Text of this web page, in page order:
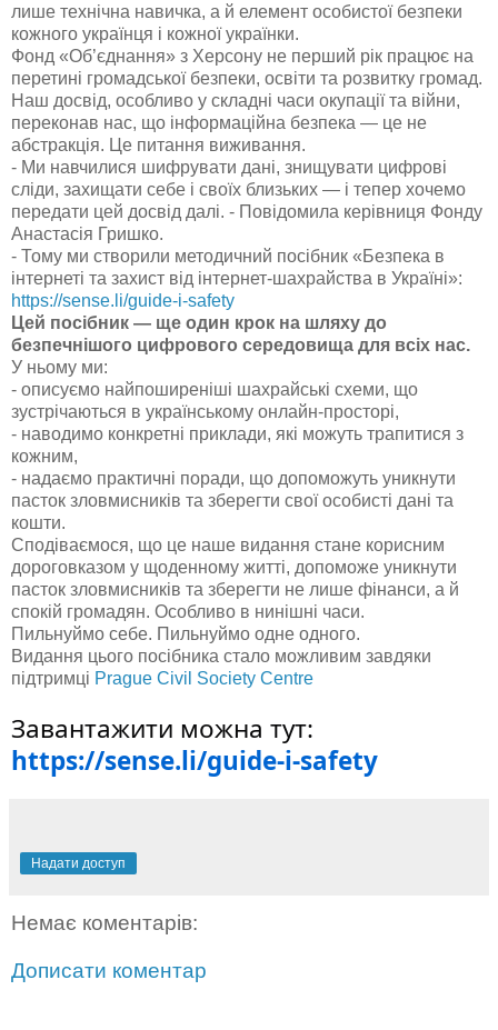
лише технічна навичка, а й елемент особистої безпеки
кожного українця і кожної українки.
Фонд «Об’єднання» з Херсону не перший рік працює на
перетині громадської безпеки, освіти та розвитку громад.
Наш досвід, особливо у складні часи окупації та війни,
переконав нас, що інформаційна безпека — це не
абстракція. Це питання виживання.
- Ми навчилися шифрувати дані, знищувати цифрові
сліди, захищати себе і своїх близьких — і тепер хочемо
передати цей досвід далі. - Повідомила керівниця Фонду
Анастасія Гришко.
- Тому ми створили методичний посібник «Безпека в
інтернеті та захист від інтернет-шахрайства в Україні»:
https://sense.li/guide-i-safety
Цей посібник — ще один крок на шляху до
безпечнішого цифрового середовища для всіх нас.
У ньому ми:
- описуємо найпоширеніші шахрайські схеми, що
зустрічаються в українському онлайн-просторі,
- наводимо конкретні приклади, які можуть трапитися з
кожним,
- надаємо практичні поради, що допоможуть уникнути
пасток зловмисників та зберегти свої особисті дані та
кошти.
Сподіваємося, що це наше видання стане корисним
дороговказом у щоденному житті, допоможе уникнути
пасток зловмисників та зберегти не лише фінанси, а й
спокій громадян. Особливо в нинішні часи.
Пильнуймо себе. Пильнуймо одне одного.
Видання цього посібника стало можливим завдяки
підтримці Prague Civil Society Centre
Завантажити можна тут:
https://sense.li/guide-i-safety
Надати доступ
Немає коментарів:
Дописати коментар